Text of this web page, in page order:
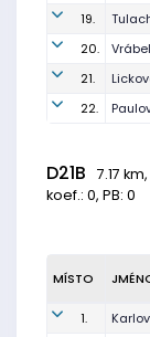
19.
20.
21.
22.
D21B 7.17
koef.: 0, PB: 0
MÍSTO
1.